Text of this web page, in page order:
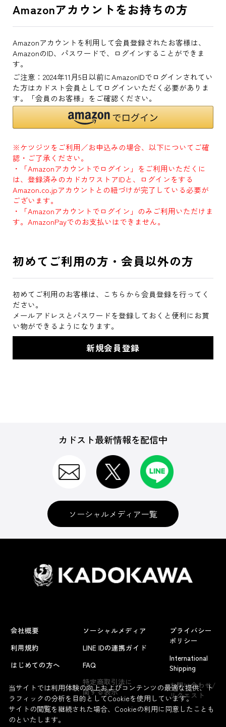
Amazonアカウントをお持ちの方
Amazonアカウントを利用して会員登録されたお客様は、
AmazonのID、パスワードで、ログインすることができま
す。
ご注意：2024年11月5日以前にAmazonIDでログインされてい
た方はカドスト会員としてログインいただく必要がありま
す。「会員のお客様」をご確認ください。
※ケツジツをご利用／お申込みの場合、以下についてご確
認・ご了承ください。
・「Amazonアカウントでログイン」をご利用いただくに
は、登録済みのカドカワストアIDと、ログインをする
Amazon.co.jpアカウントとの紐づけが完了している必要が
ございます。
・「Amazonアカウントでログイン」のみご利用いただけま
す。AmazonPayでのお支払いはできません。
初めてご利用の方・会員以外の方
初めてご利用のお客様は、こちらから会員登録を行ってく
ださい。
メールアドレスとパスワードを登録しておくと便利にお買
い物ができるようになります。
カドスト最新情報を配信中
ソーシャルメディア一覧
会社概要
利用規約
はじめての方へ
ソーシャルメディア
LINE IDの連携ガイド
FAQ
特定商取引法に
関する表示
プライバシー
ポリシー
International
Shipping
お問い合わせ/
リクエスト
当サイトでは利用体験の向上およびコンテンツの最適な提供、ト
ラフィックの分析を目的としてCookieを使用しています。
サイトの閲覧を継続された場合、Cookieの利用に同意したことも
のといたします。